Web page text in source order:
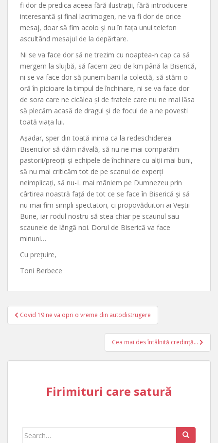
fi dor de predica aceea fără ilustrații, fără introducere
interesantă și final lacrimogen, ne va fi dor de orice
mesaj, doar să fim acolo și nu în fața unui telefon
ascultând mesajul de la depărtare.
Ni se va face dor să ne trezim cu noaptea-n cap ca să
mergem la slujbă, să facem zeci de km până la Biserică,
ni se va face dor să punem bani la colectă, să stăm o
oră în picioare la timpul de închinare, ni se va face dor
de sora care ne cicălea și de fratele care nu ne mai lăsa
să plecăm acasă de dragul și de focul de a ne povesti
toată viața lui.
Așadar, sper din toată inima ca la redeschiderea
Bisericilor să dăm năvală, să nu ne mai comparăm
pastorii/preoții și echipele de închinare cu alții mai buni,
să nu mai criticăm tot de pe scanul de experți
neimplicați, să nu-L mai mâniem pe Dumnezeu prin
cârtirea noastră față de tot ce se face în Biserică și să
nu mai fim simpli spectatori, ci propovăduitori ai Veștii
Bune, iar rodul nostru să stea chiar pe scaunul sau
scaunele de lângă noi. Dorul de Biserică va face
minuni…
Cu prețuire,
Toni Berbece
Post
navigation
Covid 19 ne va opri o vreme din autodistrugere
Cea mai des întâlnită credință…
Firimituri care satură
Search